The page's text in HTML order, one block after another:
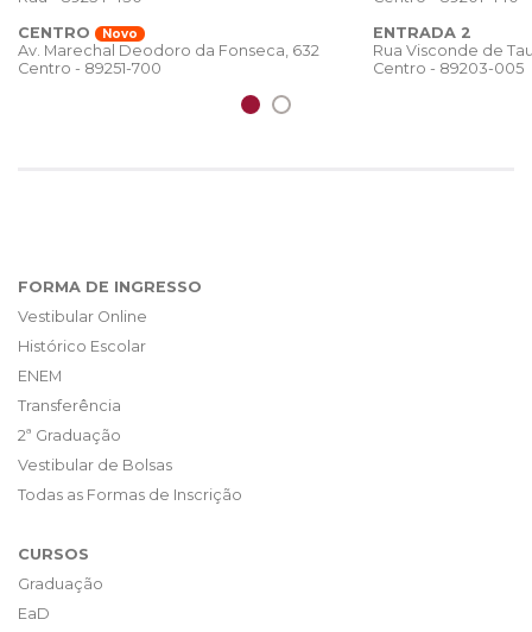
CENTRO
Novo
Av. Marechal Deodoro da Fonseca, 632
Centro - 89251-700
ENTRADA 2
Rua Visconde de
Centro - 89203-005
FORMA DE INGRESSO
Vestibular Online
Histórico Escolar
ENEM
Transferência
2ª Graduação
Vestibular de Bolsas
Todas as Formas de Inscrição
CURSOS
Graduação
EaD